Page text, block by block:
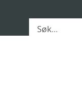
Søk